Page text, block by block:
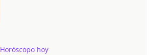
Horóscopo hoy